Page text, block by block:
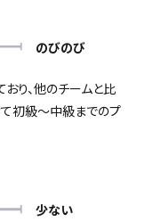
のびのび
り、他のチームと比
初級～中級までのプ
少ない